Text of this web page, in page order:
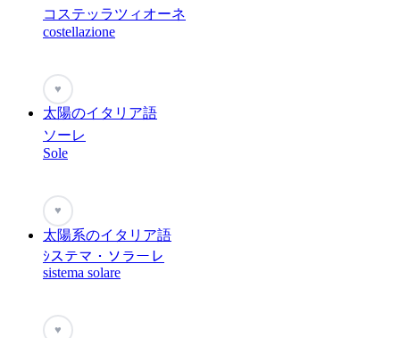
コステッラツィオーネ
costellazione
♥
太陽のイタリア語
ソーレ
Sole
♥
太陽系のイタリア語
ｼステマ・ソラーレ
sistema solare
♥